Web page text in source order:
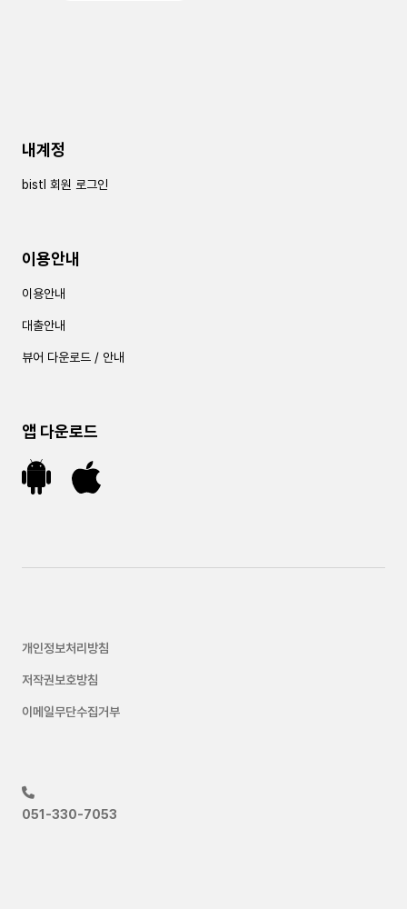
내계정
bistl 회원 로그인
이용안내
이용안내
대출안내
뷰어 다운로드 / 안내
앱 다운로드
개인정보처리방침
저작권보호방침
이메일무단수집거부
051-330-7053